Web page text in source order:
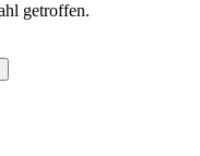
getroffen.